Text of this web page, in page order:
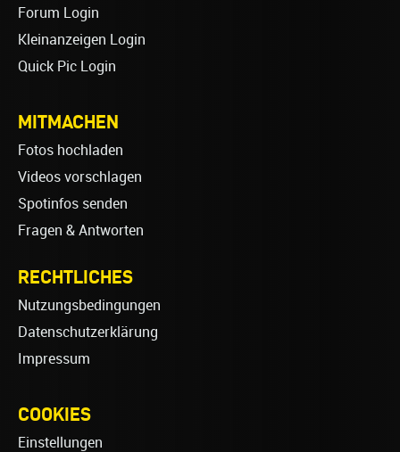
Forum Login
Kleinanzeigen Login
Quick Pic Login
MITMACHEN
Fotos hochladen
Videos vorschlagen
Spotinfos senden
Fragen & Antworten
RECHTLICHES
Nutzungsbedingungen
Datenschutzerklärung
Impressum
COOKIES
Einstellungen